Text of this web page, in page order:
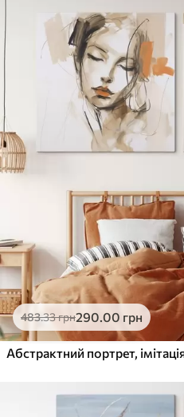
483.33грн290.00 грн